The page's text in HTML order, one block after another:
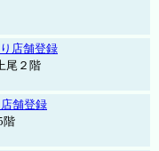
店舗登録
尾２階
舗登録
階